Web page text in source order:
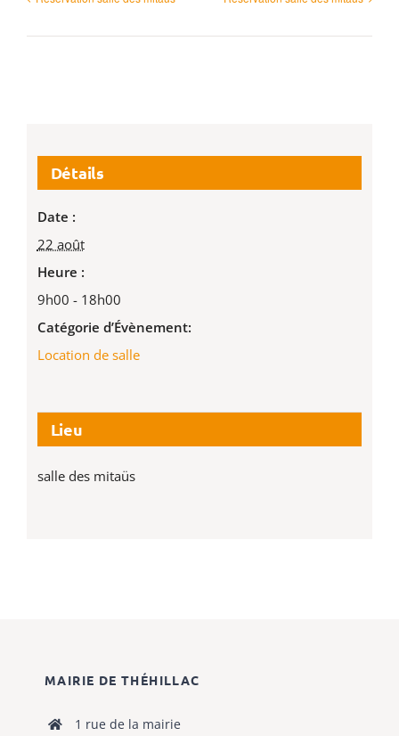
Détails
Date :
22 août
Heure :
9h00 - 18h00
Catégorie d’Évènement:
Location de salle
Lieu
salle des mitaüs
MAIRIE DE THÉHILLAC
1 rue de la mairie